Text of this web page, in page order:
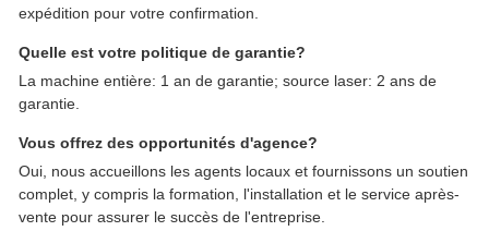
expédition pour votre confirmation.
Quelle est votre politique de garantie?
La machine entière: 1 an de garantie; source laser: 2 ans de
garantie.
Vous offrez des opportunités d'agence?
Oui, nous accueillons les agents locaux et fournissons un soutien
complet, y compris la formation, l'installation et le service après-
vente pour assurer le succès de l'entreprise.